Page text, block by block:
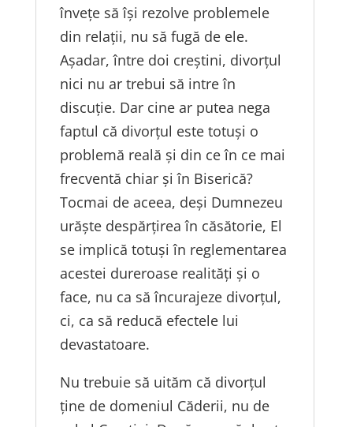
învețe să își rezolve problemele
din relaţii, nu să fugă de ele.
Aşadar, între doi creştini, divorţul
nici nu ar trebui să intre în
discuţie. Dar cine ar putea nega
faptul că divorţul este totuşi o
problemă reală şi din ce în ce mai
frecventă chiar şi în Biserică?
Tocmai de aceea, deşi Dumnezeu
urăşte despărţirea în căsătorie, El
se implică totuşi în reglementarea
acestei dureroase realităţi şi o
face, nu ca să încurajeze divorţul,
ci, ca să reducă efectele lui
devastatoare.
Nu trebuie să uităm că divorțul
ține de domeniul Căderii, nu de